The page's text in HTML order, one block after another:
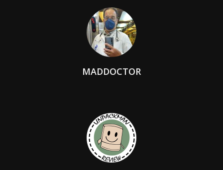
MADDOCTOR